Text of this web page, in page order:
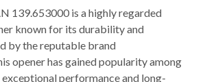
139.653000 is a highly regarded
known for its durability and
by the reputable brand
opener has gained popularity among
performance and long-